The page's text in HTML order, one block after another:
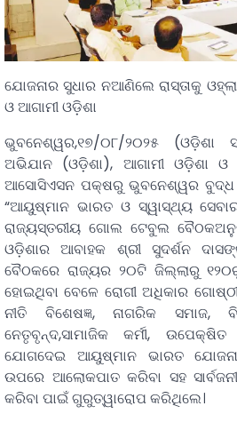
ଯୋଜନାର ସୁଧାର ନଆଣିଲେ ରାସ୍ତାକୁ
ଓ ଆଗାମୀ ଓଡ଼ିଶା
ଭୁବନେଶ୍ୱର,୧୭/୦୮/୨୦୨୫ (ଓଡ଼ିଶା
ଅଭିଯାନ (ଓଡ଼ିଶା), ଆଗାମୀ ଓଡ଼ିଶା ଓ
ଆସୋସିଏସନ ପକ୍ଷରୁ ଭୁବନେଶ୍ୱର ବୁଦ୍ଧ
“ଆୟୁଷ୍ମାନ ଭାରତ ଓ ସ୍ୱାସ୍ଥ୍ୟ
ରାଜ୍ୟସ୍ତରୀୟ ଗୋଲ ଟେବୁଲ
ଓଡ଼ିଶାର ଆବାହକ ଶ୍ରୀ ସୁଦର୍ଶନ
ବୈଠକରେ ରାଜ୍ୟର ୨୦ଟି ଜିଲ୍ଲାରୁ
ହୋଇଥିବା ବେଳେ ରୋଗୀ ଅଧିକାର
ନୀତି ବିଶେଷଜ୍ଞ, ନାଗରିକ ସମାଜ,
ନେତୃବୃନ୍ଦ,ସାମାଜିକ କର୍ମୀ, ଉପେକ୍ଷିତ
ଯୋଗଦେଇ ଆୟୁଷ୍ମାନ ଭାରତ
ଉପରେ ଆଲୋକପାତ କରିବା ସହ
କରିବା ପାଇଁ ଗୁରୁତ୍ୱାରୋପ କରିଥିଲେ।